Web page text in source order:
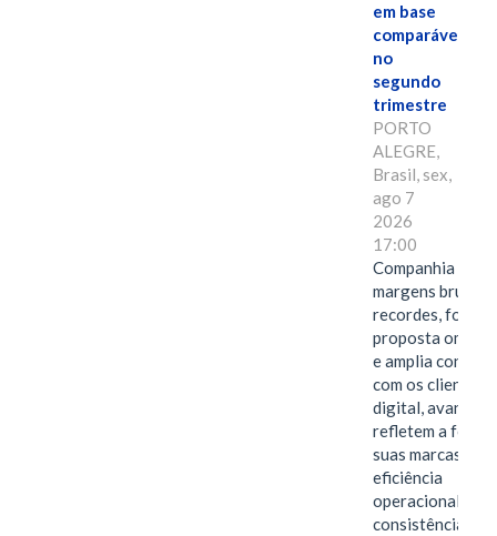
em base
comparável,
no
segundo
trimestre
PORTO
ALEGRE,
Brasil, sex,
ago 7
2026
17:00
Companhia
margens brutas
recordes,
proposta
e amplia
com os clientes
digital, avanços
refletem a força
suas marcas, a
eficiência
operacional e a
consistência de